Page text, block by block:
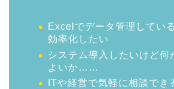
Excelでデータ管理してい
効率化したい
システム導入したいけど何
よいか……
ITや経営で気軽に相談でき